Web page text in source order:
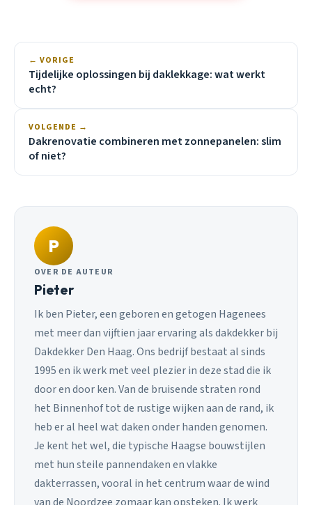
← VORIGE
Tijdelijke oplossingen bij daklekkage: wat werkt
echt?
VOLGENDE →
Dakrenovatie combineren met zonnepanelen: slim
of niet?
P
OVER DE AUTEUR
Pieter
Ik ben Pieter, een geboren en getogen Hagenees
met meer dan vijftien jaar ervaring als dakdekker bij
Dakdekker Den Haag. Ons bedrijf bestaat al sinds
1995 en ik werk met veel plezier in deze stad die ik
door en door ken. Van de bruisende straten rond
het Binnenhof tot de rustige wijken aan de rand, ik
heb er al heel wat daken onder handen genomen.
Je kent het wel, die typische Haagse bouwstijlen
met hun steile pannendaken en vlakke
dakterrassen, vooral in het centrum waar de wind